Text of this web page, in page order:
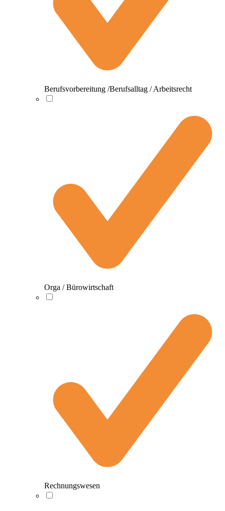
Berufsvorbereitung /Berufsalltag / Arbeitsrecht
Orga / Bürowirtschaft
Rechnungswesen